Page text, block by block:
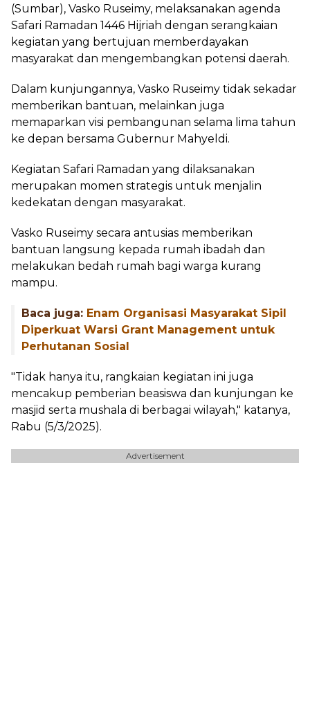
(Sumbar), Vasko Ruseimy, melaksanakan agenda
Safari Ramadan 1446 Hijriah dengan serangkaian
kegiatan yang bertujuan memberdayakan
masyarakat dan mengembangkan potensi daerah.
Dalam kunjungannya, Vasko Ruseimy tidak sekadar
memberikan bantuan, melainkan juga
memaparkan visi pembangunan selama lima tahun
ke depan bersama Gubernur Mahyeldi.
Kegiatan Safari Ramadan yang dilaksanakan
merupakan momen strategis untuk menjalin
kedekatan dengan masyarakat.
Vasko Ruseimy secara antusias memberikan
bantuan langsung kepada rumah ibadah dan
melakukan bedah rumah bagi warga kurang
mampu.
Baca juga: Enam Organisasi Masyarakat Sipil
Diperkuat Warsi Grant Management untuk
Perhutanan Sosial
"Tidak hanya itu, rangkaian kegiatan ini juga
mencakup pemberian beasiswa dan kunjungan ke
masjid serta mushala di berbagai wilayah," katanya,
Rabu (5/3/2025).
Advertisement